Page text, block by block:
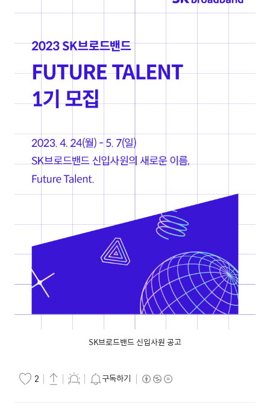
SK브로드밴드 신입사원 공고
2 구독하기